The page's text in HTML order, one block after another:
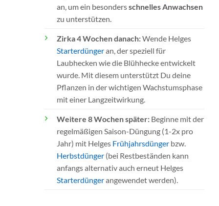
an, um ein besondersschnelles Anwachsen
zu unterstützen.
Zirka 4 Wochen danach:Wende Helges
Starterdüngeran, der speziell für
Laubhecken wie die Blühhecke entwickelt
wurde. Mit diesem unterstützt Du deine
Pflanzen in der wichtigen Wachstumsphase
mit einer Langzeitwirkung.
Weitere 8 Wochen später: Beginne mit der
regelmäßigen Saison-Düngung (1-2x pro
Jahr) mit Helges Frühjahrsdünger bzw.
Herbstdünger (bei Restbeständen kann
anfangs alternativ auch erneut Helges
Starterdüngerangewendet werden).